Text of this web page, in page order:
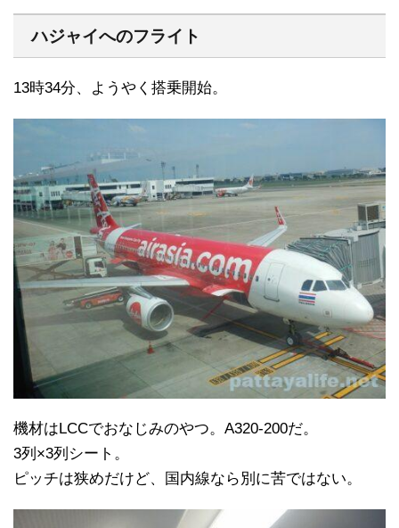
ハジャイへのフライト
13時34分、ようやく搭乗開始。
機材はLCCでおなじみのやつ。A320-200だ。
3列×3列シート。
ピッチは狭めだけど、国内線なら別に苦ではない。